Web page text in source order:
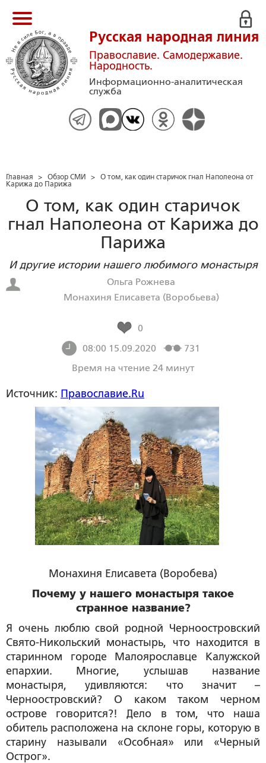
Русская народная линия
Православие. Самодержавие.
Народность.
Информационно-аналитическая
служба
Главная > Обзор СМИ > О том, как один старичок гнал Наполеона от
Карижа до Парижа
О том, как один старичок
гнал Наполеона от Карижа до
Парижа
И другие истории нашего любимого монастыря
Ольга Рожнева
Монахиня Елисавета (Воробьева)
0
08:00 15.09.2020
731
Время на чтение 24 минут
Источник: Православие.Ru
Монахиня Елисавета (Воробева)
Почему у нашего монастыря такое
странное название?
Я очень люблю свой родной Черноостровский
Свято-Никольский монастырь, что находится в
старинном городе Малоярославце Калужской
епархии. Многие, услышав название
монастыря, удивляются: что значит –
Черноостровский? О каком таком черном
острове говорится?! Дело в том, что наша
обитель расположена на склоне горы, которую в
старину называли «Особная» или «Черный
Острог».